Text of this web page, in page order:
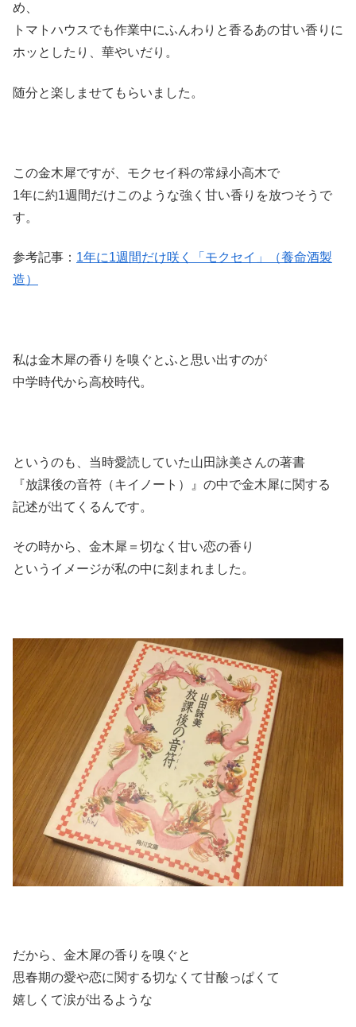
め、
トマトハウスでも作業中にふんわりと香るあの甘い香りに
ホッとしたり、華やいだり。
随分と楽しませてもらいました。
この金木犀ですが、モクセイ科の常緑小高木で
1年に約1週間だけこのような強く甘い香りを放つそうで
す。
参考記事： 1年に1週間だけ咲く「モクセイ」（養命酒製
造）
私は金木犀の香りを嗅ぐとふと思い出すのが
中学時代から高校時代。
というのも、当時愛読していた山田詠美さんの著書
『放課後の音符（キイノート）』の中で金木犀に関する
記述が出てくるんです。
その時から、金木犀＝切なく甘い恋の香り
というイメージが私の中に刻まれました。
だから、金木犀の香りを嗅ぐと
思春期の愛や恋に関する切なくて甘酸っぱくて
嬉しくて涙が出るような